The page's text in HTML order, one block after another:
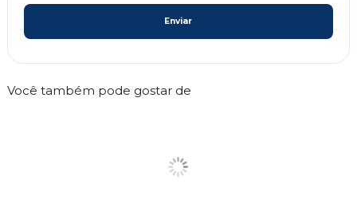
Enviar
Você também pode gostar de